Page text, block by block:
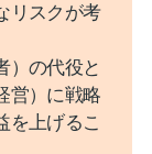
リスクが考
）の代役と
営）に戦略
を上げるこ